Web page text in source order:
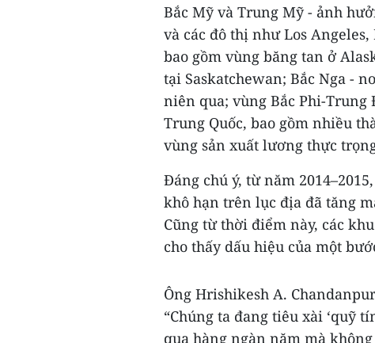
Bắc Mỹ và Trung Mỹ - ảnh
và các đô thị như Los
bao gồm vùng băng tan ở
tại Saskatchewan; Bắc Nga -
niên qua; vùng Bắc Phi-Trung
Trung Quốc, bao gồm nhiều
vùng sản xuất lương thực
Đáng chú ý, từ năm
khô hạn trên lục địa đã tăng
Cũng từ thời điểm này, các
cho thấy dấu hiệu của một
Ông Hrishikesh A.
“Chúng ta đang tiêu xài ‘quỹ
qua hàng ngàn năm mà